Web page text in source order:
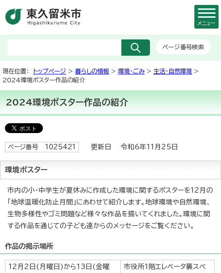
ページ番号検索
メニュー
現在位置： トップページ > 暮らしの情報 > 環境・ごみ> 生活・自然環境 >
2024環境ポスター作品の紹介
2024環境ポスター作品の紹介
ページ番号 1025421 更新日 令和6年11月25日
環境ポスター
市内の小・中学生が夏休みに作成した環境に関するポスターを12月の
「地球温暖化防止月間」にあわせて紹介します。地球環境や自然環境、
生物多様性やゴミ問題など様々な作品を描いてくれました。環境に関
する作品を通じての子ども達からのメッセージをご覧ください。
作品の掲示場所
12月2日(月曜日)から13日(金曜
市役所1階エレベータ裏スペ